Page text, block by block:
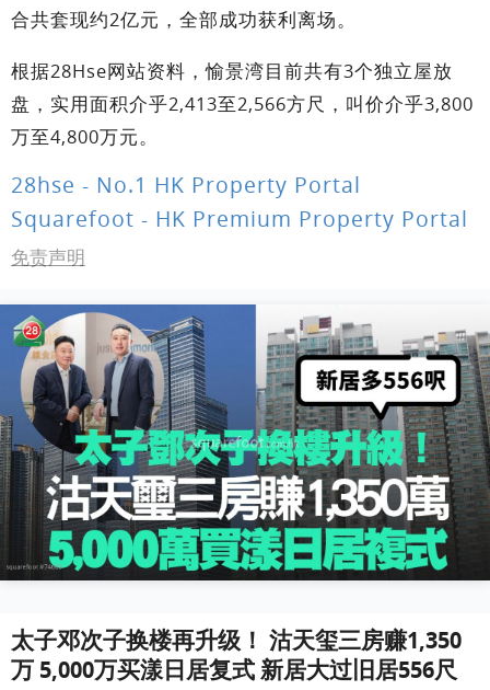
合共套现约2亿元，全部成功获利离场。
根据28Hse网站资料，愉景湾目前共有3个独立屋放
盘，实用面积介乎2,413至2,566方尺，叫价介乎3,800
万至4,800万元。
28hse - No.1 HK Property Portal
Squarefoot - HK Premium Property Portal
免责声明
太子邓次子换楼再升级！ 沽天玺三房赚1,350
万 5,000万买漾日居复式 新居大过旧居556尺